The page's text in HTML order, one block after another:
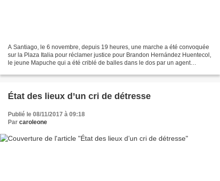
A Santiago, le 6 novembre, depuis 19 heures, une marche a été convoquée
sur la Plaza Italia pour réclamer justice pour Brandon Hernández Huentecol,
le jeune Mapuche qui a été criblé de balles dans le dos par un agent
État des lieux d’un cri de détresse
Publié le 08/11/2017 à 09:18
Par caroleone